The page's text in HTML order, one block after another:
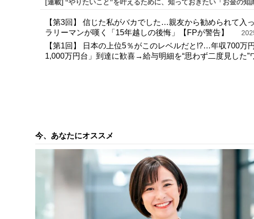
[連載] “やりたいこと”を叶えるために、知っておきたい「お金の知
【第3回】 信じた私がバカでした…親友から勧められて入
ラリーマンが嘆く「15年越しの後悔」【FPが警告】
【第1回】 日本の上位5％がこのレベルだと!?…年収700万
1,000万円台」到達に歓喜→給与明細を“思わず二度見した”
今、あなたにオススメ